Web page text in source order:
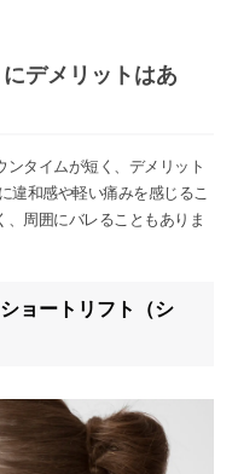
デメリットはあ
タイムが短く、デメリット
違和感や軽い痛みを感じるこ
、周囲にバレることもありま
ョートリフト（シ